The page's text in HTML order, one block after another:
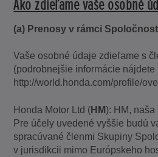
Ako zdieľame vaše osobné
(a) Prenosy v rámci
Vaše osobné údaje zdieľame s
(podrobnejšie informácie nájdete
http://world.honda.com/profile/
Honda Motor Ltd (HM): HM,
Pre účely uvedené vyššie budú
spracúvané členmi Skupiny
v jurisdikcii mimo Európskeho